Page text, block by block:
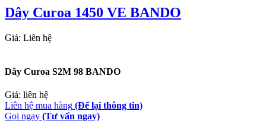
Dây Curoa 1450 VE BANDO
Giá: Liên hệ
Dây Curoa S2M 98 BANDO
Giá: liên hệ
Liên hệ mua hàng (Để lại thông tin)
Gọi ngay (Tư vấn ngay)